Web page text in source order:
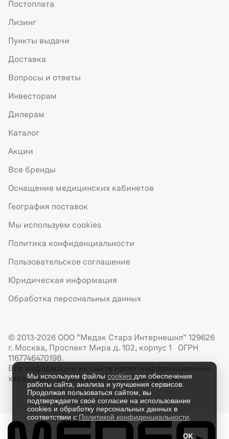
Постоплата
Лизинг
Пункты выдачи
Доставка
Вопросы и ответы
Инвесторам
Дилерам
Каталог
Акции
Все бренды
Оснащение медицинских кабинетов
География поставок
Мы используем cookies
Политика конфиденциальности
Пользовательское соглашение
Юридическая информация
Обработка персональных данных
© 2013-2026 ООО "Медэк Старз Интернешнл" 129626
г. Москва, Проспект Мира д. 102, корпус 1 ОГРН
1167746470198.
Вся информация на сайте носит информационный
характер и не является публичной офертой.
Мы используем файлыcookies для обеспечения
работы сайта, анализа и улучшения сервисов.
Продолжая пользоваться сайтом, вы
подтверждаете своё согласие на использование
cookies и обработку персональных данных в
соответствии с Политикой конфиденциальности
OK